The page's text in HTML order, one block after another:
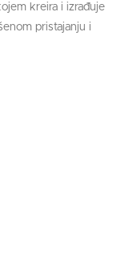
kreira i izrađuje
pristajanju i